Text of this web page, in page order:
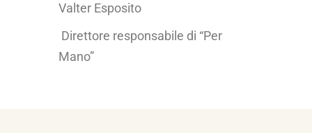
Valter Esposito
Direttore responsabile di “Per
Mano”